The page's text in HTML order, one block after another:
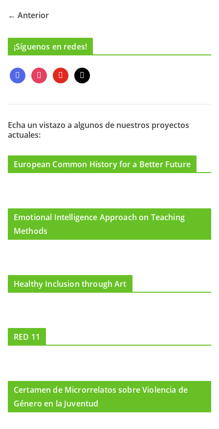
← Anterior
¡Síguenos en redes!
f
a
e
o
o
i
n
t
g
r
m
y
o
t
b
m
a
l
Echa un vistazo a algunos de nuestros proyectos
actuales:
European Common History for a Better Future
Emotional Intelligence Approach on Teaching
Methods
Healthy Inclusion through Art
RED 11
Certamen de Microrrelatos sobre Violencia de
Género en la Juventud